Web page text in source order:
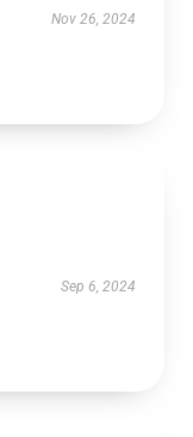
Nov 26, 2024
Sep 6, 2024